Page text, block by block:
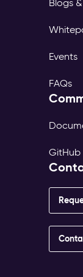
Blogs
Events
FAQs
GitHub